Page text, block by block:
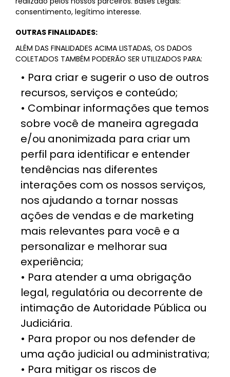
consentimento, legítimo interesse.
OUTRAS FINALIDADES:
ALÉM DAS FINALIDADES ACIMA LISTADAS, OS DADOS
COLETADOS TAMBÉM PODERÃO SER UTILIZADOS PARA:
• Para criar e sugerir o uso de outros
recursos, serviços e conteúdo;
• Combinar informações que temos
sobre você de maneira agregada
e/ou anonimizada para criar um
perfil para identificar e entender
tendências nas diferentes
interações com os nossos serviços,
nos ajudando a tornar nossas
ações de vendas e de marketing
mais relevantes para você e a
personalizar e melhorar sua
experiência;
• Para atender a uma obrigação
legal, regulatória ou decorrente de
intimação de Autoridade Pública ou
Judiciária.
• Para propor ou nos defender de
uma ação judicial ou administrativa;
• Para mitigar os riscos de